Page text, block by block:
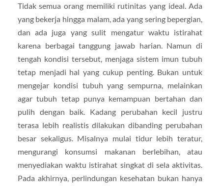
Tidak semua orang memiliki rutinitas yang ideal. Ada
yang bekerja hingga malam, ada yang sering bepergian,
dan ada juga yang sulit mengatur waktu istirahat
karena berbagai tanggung jawab harian. Namun di
tengah kondisi tersebut, menjaga sistem imun tubuh
tetap menjadi hal yang cukup penting. Bukan untuk
mengejar kondisi tubuh yang sempurna, melainkan
agar tubuh tetap punya kemampuan bertahan dan
pulih dengan baik. Kadang perubahan kecil justru
terasa lebih realistis dilakukan dibanding perubahan
besar sekaligus. Misalnya mulai tidur lebih teratur,
mengurangi konsumsi makanan berlebihan, atau
menyediakan waktu istirahat singkat di sela aktivitas.
Pada akhirnya, perlindungan kesehatan bukan hanya